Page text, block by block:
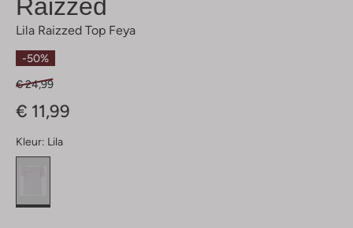
Raizzed
Lila Raizzed Top Feya
-50%
€ 24,99
€ 11,99
Kleur: Lila